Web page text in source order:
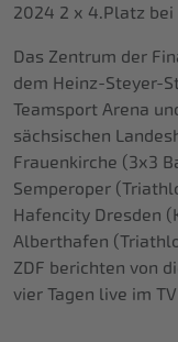
2024 2 x 4.Platz
Das Zentrum der
dem Heinz-Steyer-
Teamsport Arena
sächsischen
Frauenkirche (3x3
Semperoper
Hafencity Dresden
Alberthafen
ZDF berichten von
vier Tagen live im